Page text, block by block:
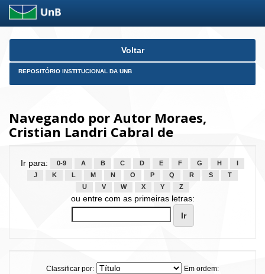
Skip
Voltar
REPOSITÓRIO INSTITUCIONAL DA UNB
Navegando por Autor Moraes,
Cristian Landri Cabral de
Ir para: 0-9 A B C D E F G H
J
K L M N O P Q R S
T
U
V W X Y Z
ou entre com as primeiras letras:
Classificar por:
Em ordem: